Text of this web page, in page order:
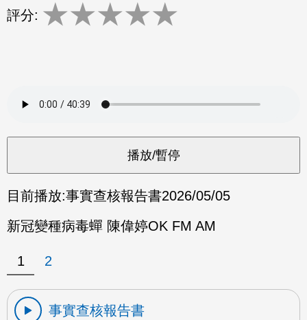
評分: ★★★★★
目前播放:事實查核報告書2026/05/05
新冠變種病毒蟬 陳偉婷OK FM AM
1 2
事實查核報告書